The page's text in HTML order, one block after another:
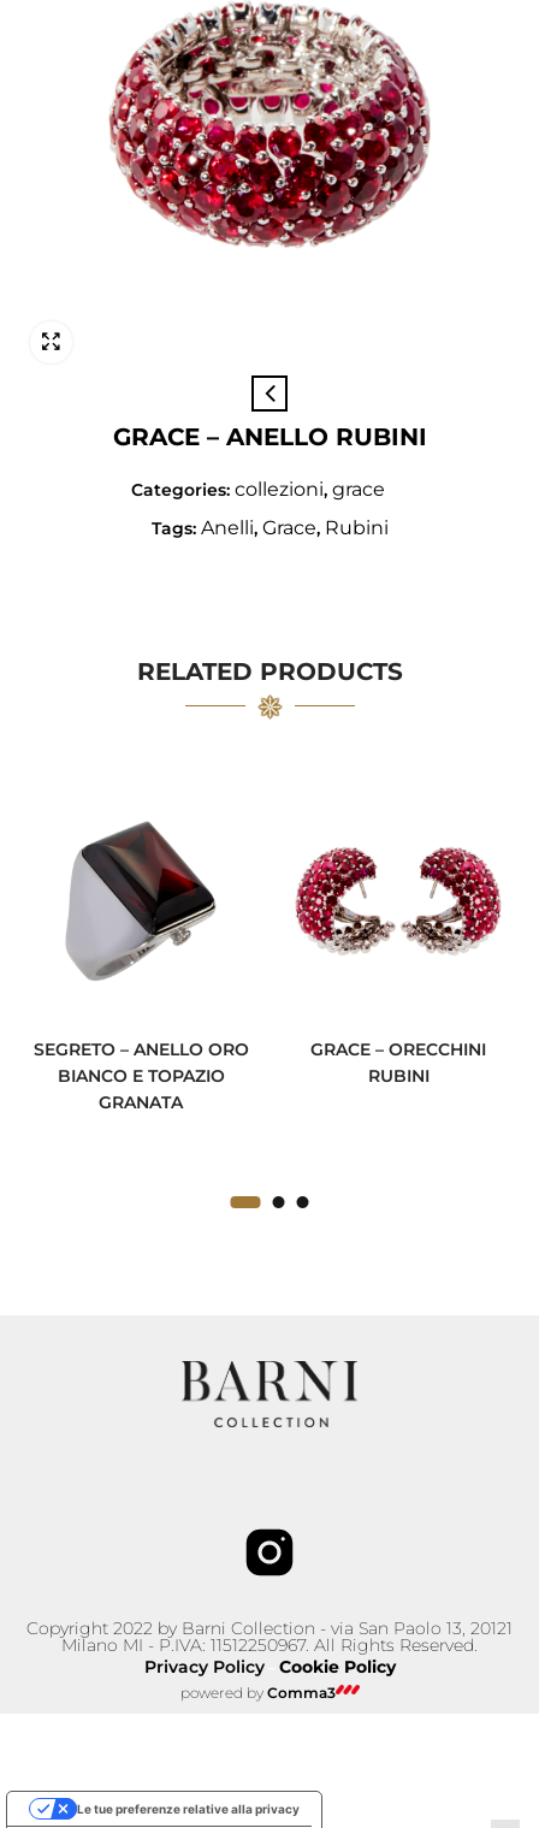
GRACE – ANELLO RUBINI
Categories: collezioni, grace
Tags: Anelli, Grace, Rubini
RELATED PRODUCTS
SEGRETO – ANELLO ORO
BIANCO E TOPAZIO
GRANATA
GRACE – ORECCHINI
RUBINI
Copyright 2022 by Barni Collection - via San Paolo 13, 20121
Milano MI - P.IVA: 11512250967. All Rights Reserved.
Privacy Policy– Cookie Policy
powered by Comma3
Le tue preferenze relative alla privacy